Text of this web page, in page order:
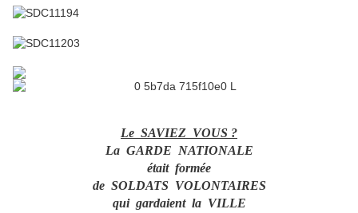
Le SAVIEZ VOUS ?
La GARDE NATIONALE
était formée
de SOLDATS VOLONTAIRES
qui gardaient la VILLE